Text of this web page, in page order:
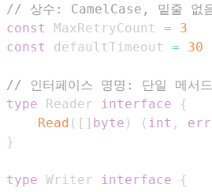
// 상수: CamelCase, 밑줄 없
const
MaxRetryCount =
3
const
defaultTimeout = 30
// 인터페이스 명명: 단일 메서
type Reader interface
{
Read ( [ ] byte ) ( int ,
}
type Writer interface
{